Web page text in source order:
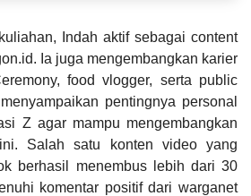
Indah aktif sebagai content
Ia juga mengembangkan karier
food vlogger, serta public
pentingnya personal
Z agar mampu mengembangkan
Salah satu konten video yang
berhasil menembus lebih dari 30
komentar positif dari warganet